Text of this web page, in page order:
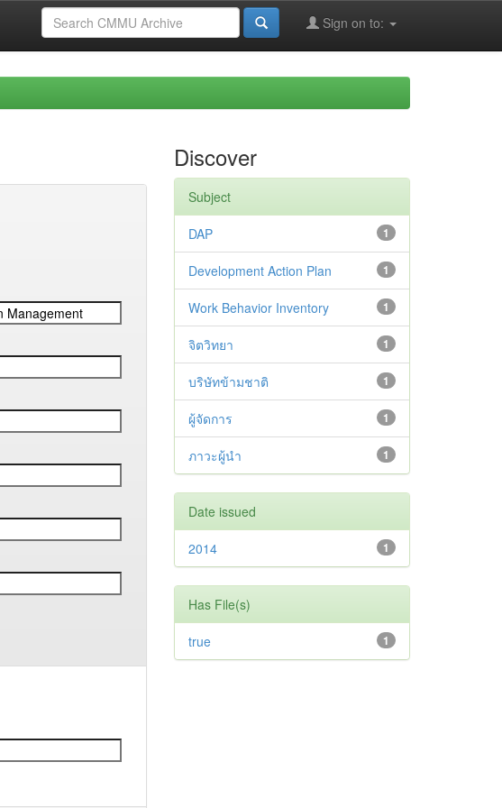
Sign on to:
Discover
Subject
1
DAP
1
Development Action Plan
1
Work Behavior Inventory
1
จิตวิทยา
1
บริษัทข้ามชาติ
1
ผู้จัดการ
1
ภาวะผู้นำ
Date issued
1
2014
Has File(s)
1
true